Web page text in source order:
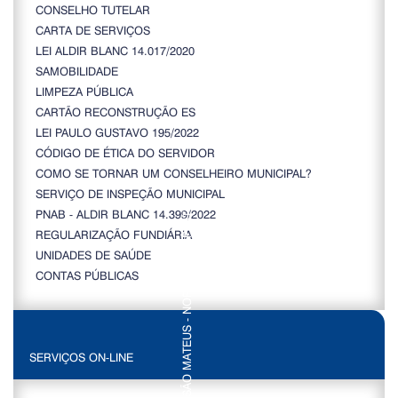
CONSELHO TUTELAR
CARTA DE SERVIÇOS
LEI ALDIR BLANC 14.017/2020
SAMOBILIDADE
LIMPEZA PÚBLICA
CARTÃO RECONSTRUÇÃO ES
LEI PAULO GUSTAVO 195/2022
CÓDIGO DE ÉTICA DO SERVIDOR
COMO SE TORNAR UM CONSELHEIRO MUNICIPAL?
SERVIÇO DE INSPEÇÃO MUNICIPAL
PNAB - ALDIR BLANC 14.399/2022
REGULARIZAÇÃO FUNDIÁRIA
UNIDADES DE SAÚDE
CONTAS PÚBLICAS
SERVIÇOS ON-LINE